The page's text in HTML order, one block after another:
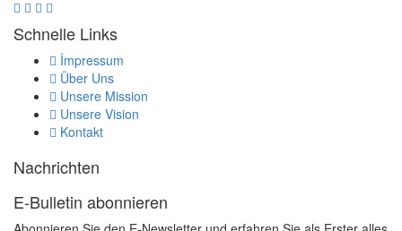
Schnelle Links
İmpressum
Über Uns
Unsere Mission
Unsere Vision
Kontakt
Nachrichten
E-Bulletin abonnieren